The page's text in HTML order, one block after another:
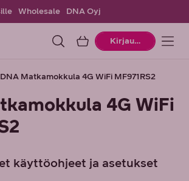
Wholesale DNA Oyj
OstoskoriKirjaudu
DNA Matkamokkula 4G WiFi MF971RS2
4G WiFi
käyttöohjeet ja asetukset